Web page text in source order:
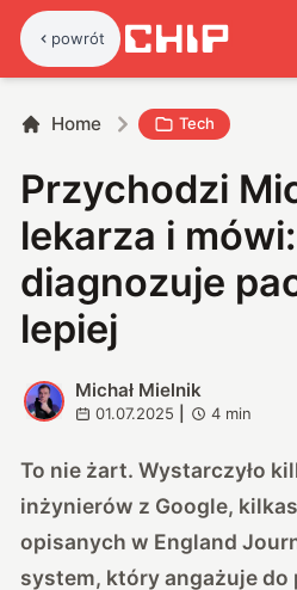
powrót
Home Tech
Przychodzi
lekarza i
diagnozuje
lepiej
M
Michał Mielnik
01.07.2025 4 min
To nie żart. Wystarczyło
inżynierów z Google,
opisanych w England
system, który angażuje do